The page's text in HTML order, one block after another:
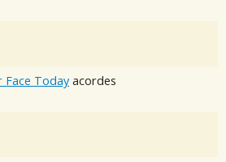
Face Today acordes